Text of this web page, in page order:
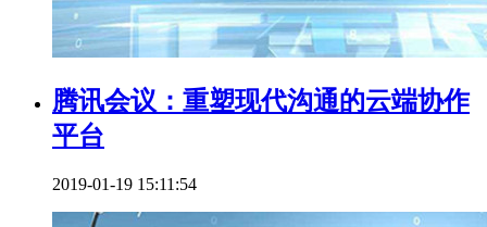
腾讯会议：重塑现代沟通的云端协作
平台
2019-01-19 15:11:54